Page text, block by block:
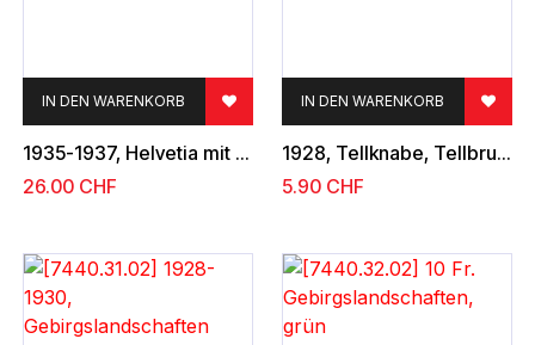
1935-1937, Helvetia mit Schwert-Wappen
IN DEN WARENKORB
26.00 CHF
1928, Tellknabe, Tellbrustbild
IN DEN WARENKORB
5.90CHF